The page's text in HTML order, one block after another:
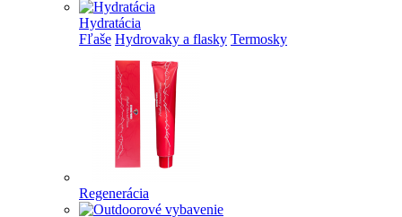
Hydratácia
Fľaše Hydrovaky a flasky Termosky
Regenerácia